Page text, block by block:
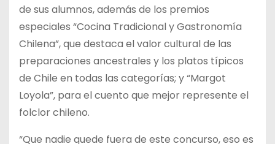
de sus alumnos, además de los premios
especiales “Cocina Tradicional y Gastronomía
Chilena”, que destaca el valor cultural de las
preparaciones ancestrales y los platos típicos
de Chile en todas las categorías; y “Margot
Loyola”, para el cuento que mejor represente el
folclor chileno.
“Que nadie quede fuera de este concurso, eso es